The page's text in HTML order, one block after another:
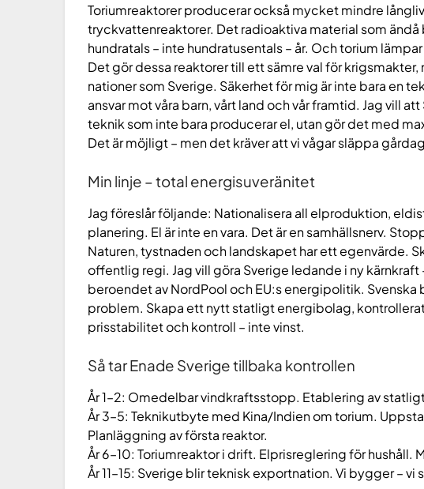
Toriumreaktorer producerar också mycket mindre
tryckvattenreaktorer. Det radioaktiva material som ändå
hundratals – inte hundratusentals – år. Och torium
Det gör dessa reaktorer till ett sämre val för
nationer som Sverige. Säkerhet för mig är inte bara en
ansvar mot våra barn, vårt land och vår framtid. Jag vill
teknik som inte bara producerar el, utan gör det med
Det är möjligt – men det kräver att vi vågar släppa
Min linje – total energisuveränitet
Jag föreslår följande: Nationalisera all elproduktion,
planering. El är inte en vara. Det är en samhällsnerv.
Naturen, tystnaden och landskapet har ett egenvärde.
offentlig regi. Jag vill göra Sverige ledande i ny kärnkraft
beroendet av NordPool och EU:s energipolitik. Svenska
problem. Skapa ett nytt statligt energibolag,
prisstabilitet och kontroll – inte vinst.
Så tar Enade Sverige tillbaka kontrollen
År 1–2: Omedelbar vindkraftsstopp. Etablering av
År 3–5: Teknikutbyte med Kina/Indien om torium.
Planläggning av första reaktor.
År 6–10: Toriumreaktor i drift. Elprisreglering för hushåll.
År 11–15: Sverige blir teknisk exportnation. Vi bygger – vi